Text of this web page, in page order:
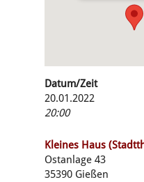
Datum/Zeit
20.01.2022
20:00
Kleines Haus
Ostanlage 43
35390 Gießen